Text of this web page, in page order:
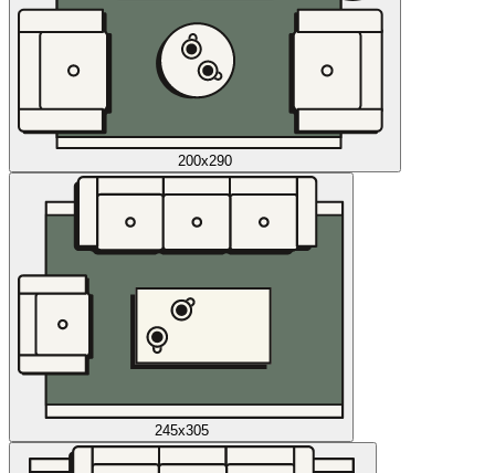
200x290
245x305